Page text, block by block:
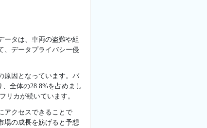
ータは、車両の盗難や組
、データプライバシー侵
原因となっています。パ
全体の28.8%を占めまし
リカが続いています。
アクセスできることで
場の成長を妨げると予想